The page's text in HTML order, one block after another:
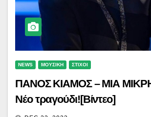
NEWS ΜΟΥΣΙΚΗ ΣΤΙΧΟΙ
ΠΑΝΟΣ ΚΙΑΜΟΣ – ΜΙΑ
Νέο τραγούδι![Βίντεο]